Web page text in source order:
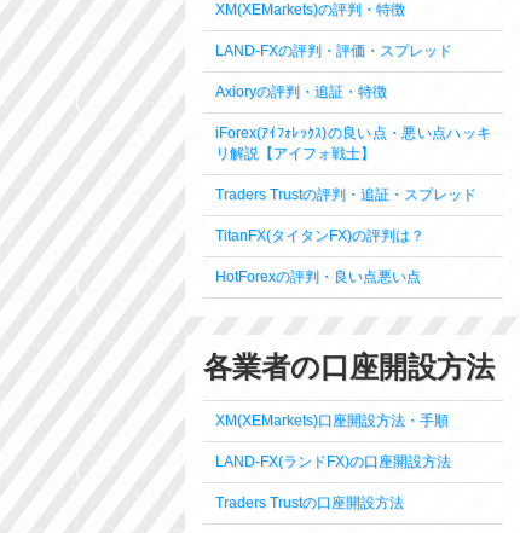
XM(XEMarkets)の評判・特徴
LAND-FXの評判・評価・スプレッド
Axioryの評判・追証・特徴
iForex(ｱｲﾌｫﾚｯｸｽ)の良い点・悪い点ハッキ
リ解説【アイフォ戦士】
Traders Trustの評判・追証・スプレッド
TitanFX(タイタンFX)の評判は？
HotForexの評判・良い点悪い点
各業者の口座開設方法
XM(XEMarkets)口座開設方法・手順
LAND-FX(ランドFX)の口座開設方法
Traders Trustの口座開設方法